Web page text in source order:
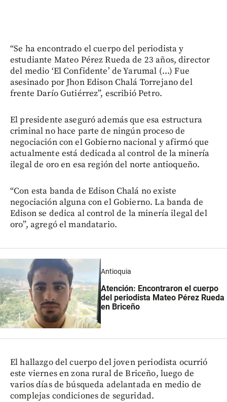
“Se ha encontrado el cuerpo del periodista y
estudiante Mateo Pérez Rueda de 23 años, director
del medio ‘El Confidente’ de Yarumal (...) Fue
asesinado por Jhon Edison Chalá Torrejano del
frente Darío Gutiérrez”, escribió Petro.
El presidente aseguró además que esa estructura
criminal no hace parte de ningún proceso de
negociación con el Gobierno nacional y afirmó que
actualmente está dedicada al control de la minería
ilegal de oro en esa región del norte antioqueño.
“Con esta banda de Edison Chalá no existe
negociación alguna con el Gobierno. La banda de
Edison se dedica al control de la minería ilegal del
oro”, agregó el mandatario.
Antioquia
Atención: Encontraron el cuerpo
del periodista Mateo Pérez Rueda
en Briceño
El hallazgo del cuerpo del joven periodista ocurrió
este viernes en zona rural de Briceño, luego de
varios días de búsqueda adelantada en medio de
complejas condiciones de seguridad.